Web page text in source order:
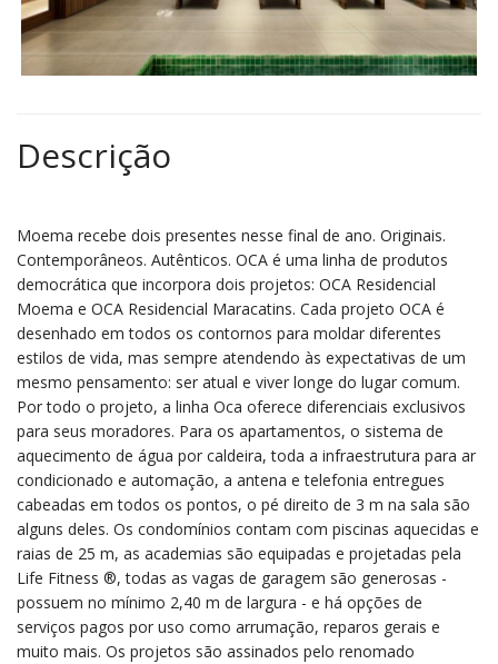
Descrição
Moema recebe dois presentes nesse final de ano. Originais.
Contemporâneos. Autênticos. OCA é uma linha de produtos
democrática que incorpora dois projetos: OCA Residencial
Moema e OCA Residencial Maracatins. Cada projeto OCA é
desenhado em todos os contornos para moldar diferentes
estilos de vida, mas sempre atendendo às expectativas de um
mesmo pensamento: ser atual e viver longe do lugar comum.
Por todo o projeto, a linha Oca oferece diferenciais exclusivos
para seus moradores. Para os apartamentos, o sistema de
aquecimento de água por caldeira, toda a infraestrutura para ar
condicionado e automação, a antena e telefonia entregues
cabeadas em todos os pontos, o pé direito de 3 m na sala são
alguns deles. Os condomínios contam com piscinas aquecidas e
raias de 25 m, as academias são equipadas e projetadas pela
Life Fitness ®, todas as vagas de garagem são generosas -
possuem no mínimo 2,40 m de largura - e há opções de
serviços pagos por uso como arrumação, reparos gerais e
muito mais. Os projetos são assinados pelo renomado